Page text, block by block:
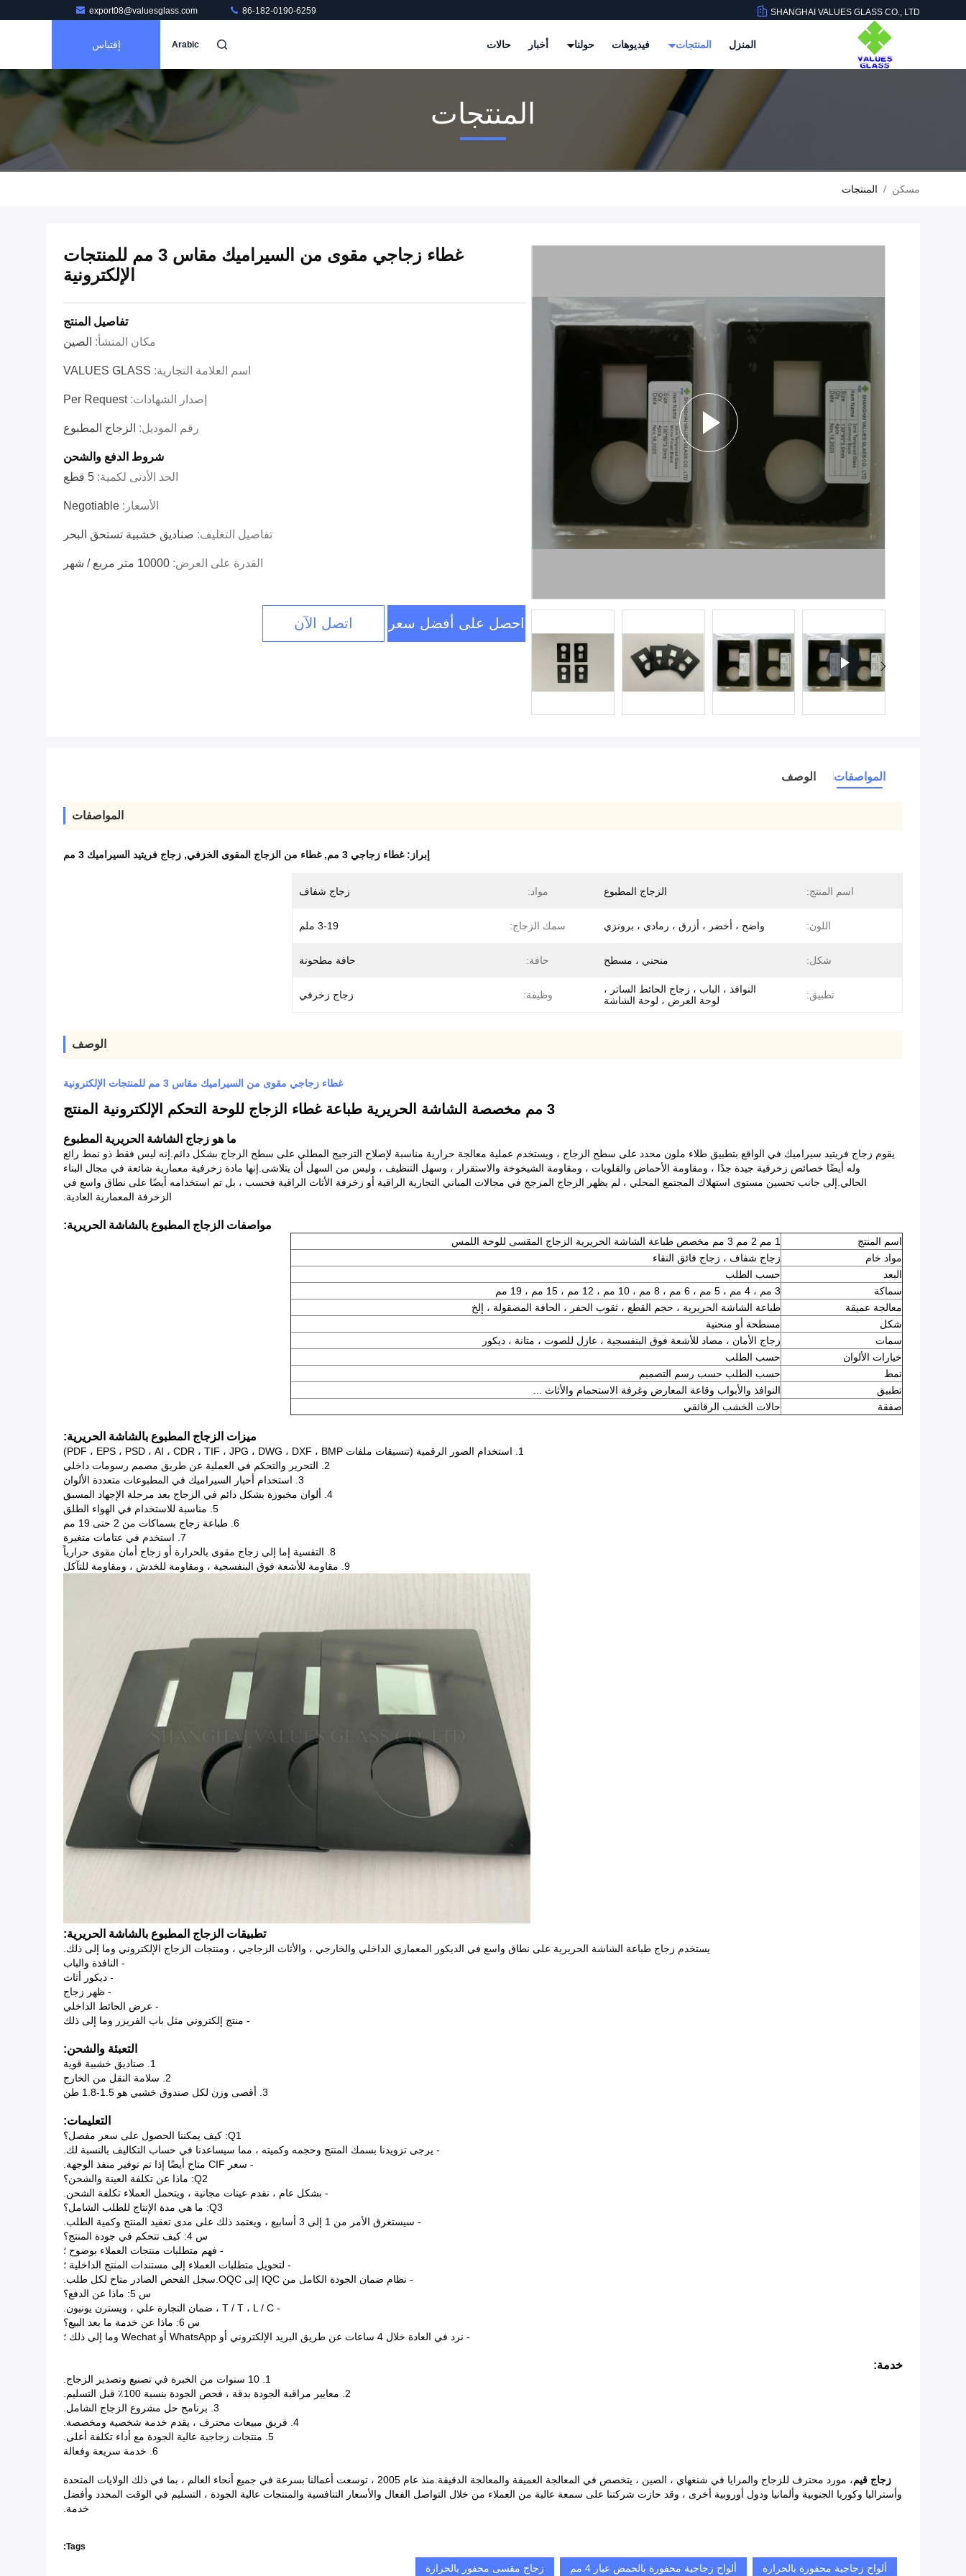
SHANGHAI VALUES GLASS CO., LTD
export08@valuesglass.com 86-182-0190-6259
المنزل المنتجات فيديوهات حولنا أخبار حالات Arabic إقتباس
المنتجات
مسكن / المنتجات
غطاء زجاجي مقوى من السيراميك مقاس 3 مم للمنتجات
الإلكترونية
تفاصيل المنتج
مكان المنشأ: الصين
اسم العلامة التجارية: VALUES GLASS
إصدار الشهادات:Per Request
رقم الموديل: الزجاج المطبوع
شروط الدفع والشحن
الحد الأدنى لكمية: 5 قطع
الأسعار: Negotiable
تفاصيل التغليف: صناديق خشبية تستحق البحر
القدرة على العرض: 10000 متر مربع / شهر
احصل على أفضل سعر اتصل الآن
المواصفات الوصف
المواصفات
إبراز:غطاء زجاجي 3 مم ,غطاء من الزجاج المقوى الخزفي, زجاج فريتيد السيراميك 3 مم
اسم المنتج: الزجاج المطبوع مواد: زجاج شفاف
اللون: واضح ، أخضر ، أزرق ، رمادي ، برونزي سمك الزجاج: 3-19 ملم
شكل: منحني ، مسطح حافة: حافة مطحونة
تطبيق:
النوافذ ، الباب ، زجاج الحائط الساتر ،
لوحة العرض ، لوحة الشاشة
وظيفة: زجاج زخرفي
الوصف
غطاء زجاجي مقوى من السيراميك مقاس 3 مم للمنتجات الإلكترونية
3 مم مخصصة الشاشة الحريرية طباعة غطاء الزجاج للوحة التحكم الإلكترونية المنتج
ما هو زجاج الشاشة الحريرية المطبوع
يقوم زجاج فريتيد سيراميك في الواقع بتطبيق طلاء ملون محدد على سطح الزجاج ، ويستخدم عملية معالجة حرارية مناسبة لإصلاح التزجيج المطلي على سطح الزجاج بشكل دائم.إنه ليس فقط ذو نمط رائع
وله أيضًا خصائص زخرفية جيدة جدًا ، ومقاومة الأحماض والقلويات ، ومقاومة الشيخوخة والاستقرار ، وسهل التنظيف ، وليس من السهل أن يتلاشى.إنها مادة زخرفية معمارية شائعة في مجال البناء
الحالي.إلى جانب تحسين مستوى استهلاك المجتمع المحلي ، لم يظهر الزجاج المزجج في مجالات المباني التجارية الراقية أو زخرفة الأثاث الراقية فحسب ، بل تم استخدامه أيضًا على نطاق واسع في
الزخرفة المعمارية العادية.
مواصفات الزجاج المطبوع بالشاشة الحريرية:
اسم المنتج
1 مم 2 مم 3 مم مخصص طباعة الشاشة الحريرية الزجاج المقسى للوحة اللمس
مواد خام
زجاج شفاف ، زجاج فائق النقاء
البعد
حسب الطلب
سماكة
3 مم ، 4 مم ، 5 مم ، 6 مم ، 8 مم ، 10 مم ، 12 مم ، 15 مم ، 19 مم
معالجة عميقة
طباعة الشاشة الحريرية ، حجم القطع ، ثقوب الحفر ، الحافة المصقولة ، إلخ
شكل
مسطحة أو منحنية
سمات
زجاج الأمان ، مضاد للأشعة فوق البنفسجية ، عازل للصوت ، متانة ، ديكور
خيارات الألوان
حسب الطلب
نمط
حسب الطلب حسب رسم التصميم
تطبيق
النوافذ والأبواب وقاعة المعارض وغرفة الاستحمام والأثاث ...
صفقة
حالات الخشب الرقائقي
ميزات الزجاج المطبوع بالشاشة الحريرية:
1. استخدام الصور الرقمية (تنسيقات ملفات PDF ، EPS ، PSD ، AI ، CDR ، TIF ، JPG ، DWG ، DXF ، BMP)
2. التحرير والتحكم في العملية عن طريق مصمم رسومات داخلي
3. استخدام أحبار السيراميك في المطبوعات متعددة الألوان
4. ألوان مخبوزة بشكل دائم في الزجاج بعد مرحلة الإجهاد المسبق
5. مناسبة للاستخدام في الهواء الطلق
6. طباعة زجاج بسماكات من 2 حتى 19 مم
7. استخدم في عتامات متغيرة
8. التقسية إما إلى زجاج مقوى بالحرارة أو زجاج أمان مقوى حرارياً
9. مقاومة للأشعة فوق البنفسجية ، ومقاومة للخدش ، ومقاومة للتآكل
تطبيقات الزجاج المطبوع بالشاشة الحريرية:
يستخدم زجاج طباعة الشاشة الحريرية على نطاق واسع في الديكور المعماري الداخلي والخارجي ، والأثاث الزجاجي ، ومنتجات الزجاج الإلكتروني وما إلى ذلك.
- النافذة والباب
- ديكور أثاث
- ظهر زجاج
- عرض الحائط الداخلي
- منتج إلكتروني مثل باب الفريزر وما إلى ذلك
التعبئة والشحن:
1. صناديق خشبية قوية
2. سلامة النقل من الخارج
3. أقصى وزن لكل صندوق خشبي هو 1.5-1.8 طن
التعليمات:
Q1: كيف يمكننا الحصول على سعر مفصل؟
- يرجى تزويدنا بسمك المنتج وحجمه وكميته ، مما سيساعدنا في حساب التكاليف بالنسبة لك.
- سعر CIF متاح أيضًا إذا تم توفير منفذ الوجهة.
Q2: ماذا عن تكلفة العينة والشحن؟
- بشكل عام ، نقدم عينات مجانية ، ويتحمل العملاء تكلفة الشحن.
Q3: ما هي مدة الإنتاج للطلب الشامل؟
- سيستغرق الأمر من 1 إلى 3 أسابيع ، ويعتمد ذلك على مدى تعقيد المنتج وكمية الطلب.
س 4: كيف تتحكم في جودة المنتج؟
- فهم متطلبات منتجات العملاء بوضوح ؛
- لتحويل متطلبات العملاء إلى مستندات المنتج الداخلية ؛
- نظام ضمان الجودة الكامل من IQC إلى OQC.سجل الفحص الصادر متاح لكل طلب.
س 5: ماذا عن الدفع؟
- T / T ، L / C ، ضمان التجارة علي ، ويسترن يونيون.
س 6: ماذا عن خدمة ما بعد البيع؟
- نرد في العادة خلال 4 ساعات عن طريق البريد الإلكتروني أو WhatsApp أو Wechat وما إلى ذلك ؛
خدمة:
1. 10 سنوات من الخبرة في تصنيع وتصدير الزجاج.
2. معايير مراقبة الجودة بدقة ، فحص الجودة بنسبة 100٪ قبل التسليم.
3. برنامج حل مشروع الزجاج الشامل.
4. فريق مبيعات محترف ، يقدم خدمة شخصية ومخصصة.
5. منتجات زجاجية عالية الجودة مع أداء تكلفة أعلى.
6. خدمة سريعة وفعالة
زجاج قيم
، مورد محترف للزجاج والمرايا في شنغهاي ، الصين ، يتخصص في المعالجة العميقة والمعالجة الدقيقة.منذ عام 2005 ، توسعت أعمالنا بسرعة في جميع أنحاء العالم ، بما في ذلك الولايات المتحدة
وأستراليا وكوريا الجنوبية وألمانيا ودول أوروبية أخرى ، وقد حازت شركتنا على سمعة عالية من العملاء من خلال التواصل الفعال والأسعار التنافسية والمنتجات عالية الجودة ، التسليم في الوقت المحدد وأفضل
خدمة.
Tags:
ألواح زجاجية محفورة بالحرارة ألواح زجاجية محفورة بالحمض عيار 4 مم زجاج مقسى محفور بالحرارة